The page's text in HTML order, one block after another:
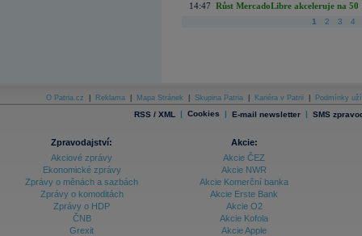
14:47 Růst MercadoLibre akceleruje na
1 2 3 4
O Patria.cz Reklama Mapa Stránek Skupina Patria Kariéra v Patrii Podmínky
RSS / XML | Cookies | E-mail newsletter | SMS
Zpravodajství:
Akciové zprávy
Ekonomické zprávy
Zprávy o měnách a sazbách
Zprávy o komoditách
Zprávy o HDP
ČNB
Grexit
Akcie:
Akcie ČEZ
Akcie NWR
Akcie Komerční banka
Akcie Erste Bank
Akcie O2
Akcie Kofola
Akcie Apple